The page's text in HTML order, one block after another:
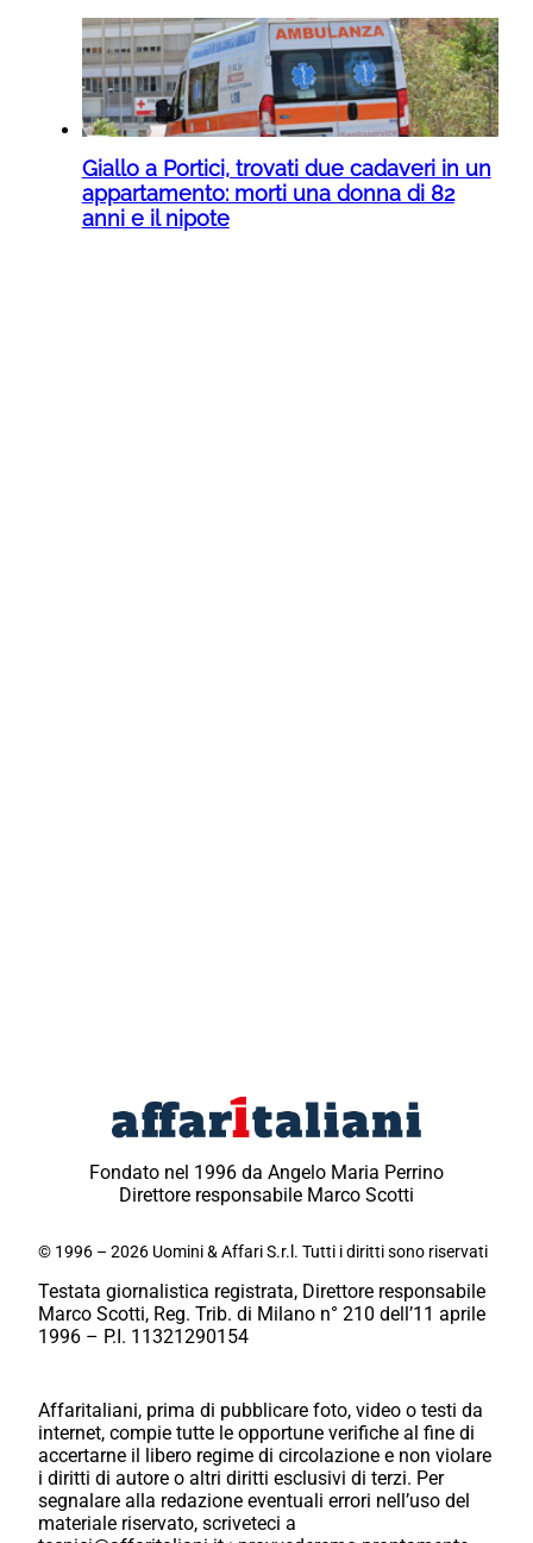
Giallo a Portici, trovati due cadaveri in un
appartamento: morti una donna di 82
anni e il nipote
Fondato nel 1996 da Angelo Maria Perrino
Direttore responsabile Marco Scotti
© 1996 – 2026 Uomini & Affari S.r.l. Tutti i diritti sono riservati
Testata giornalistica registrata, Direttore responsabile
Marco Scotti, Reg. Trib. di Milano n° 210 dell’11 aprile
1996 – P.I. 11321290154
Affaritaliani, prima di pubblicare foto, video o testi da
internet, compie tutte le opportune verifiche al fine di
accertarne il libero regime di circolazione e non violare
i diritti di autore o altri diritti esclusivi di terzi. Per
segnalare alla redazione eventuali errori nell’uso del
materiale riservato, scriveteci a